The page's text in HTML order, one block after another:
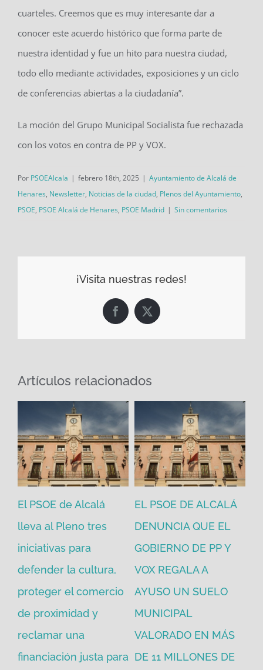
cuarteles. Creemos que es muy interesante dar a
conocer este acuerdo histórico que forma parte de
nuestra identidad y fue un hito para nuestra ciudad,
todo ello mediante actividades, exposiciones y un ciclo
de conferencias abiertas a la ciudadanía”.
La moción del Grupo Municipal Socialista fue rechazada
con los votos en contra de PP y VOX.
Por PSOEAlcala | febrero 18th, 2025 | Ayuntamiento de Alcalá de
Henares, Newsletter, Noticias de la ciudad, Plenos del Ayuntamiento,
PSOE, PSOE Alcalá de Henares, PSOE Madrid | Sin comentarios
¡Visita nuestras redes!
Facebook
X
Artículos relacionados
El PSOE de Alcalá de
Henares alerta de
una posible
adjudicación ilegal de
la imagen de Jesús
Resucitado con
30.000€ de dinero
público y exige
Judith Piquét será
juzgada por dos
delitos y debe dimitir
de manera inmediata
agosto 6th, 2026